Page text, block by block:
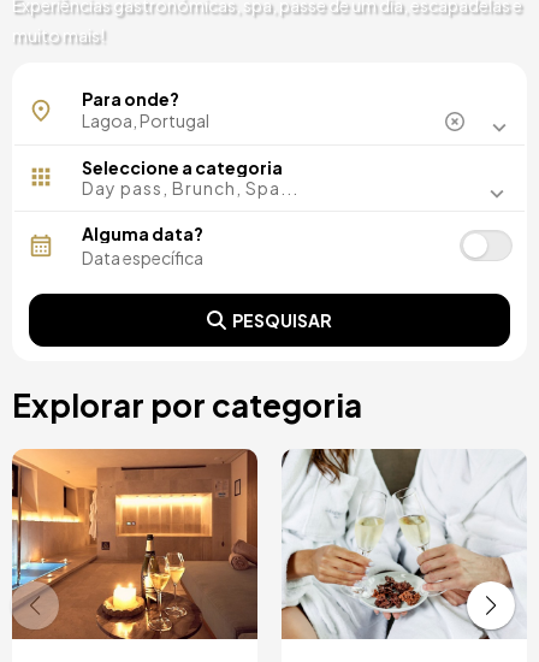
Experiências gastronómicas, spa, passe de um dia, escapadelas e
muito mais!
Para onde?
Seleccione a categoria
Day pass, Brunch, Spa...
Alguma data?
PESQUISAR
Explorar por categoria